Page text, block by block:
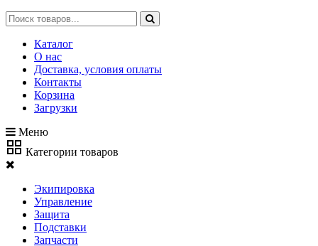
Каталог
О нас
Доставка, условия оплаты
Контакты
Корзина
Загрузки
Меню
Категории товаров
Экипировка
Управление
Защита
Подставки
Запчасти